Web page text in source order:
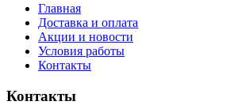
Главная
Доставка и оплата
Акции и новости
Условия работы
Контакты
Контакты